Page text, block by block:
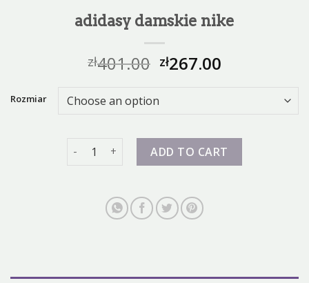
adidasy damskie nike
zł401.00 zł267.00
Rozmiar
adidasy damskie nike quantity
ADD TO CART